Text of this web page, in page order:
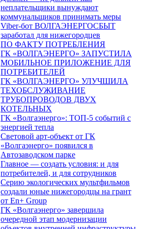
неплательщики вынуждают
коммунальщиков принимать меры
Viber-бот ВОЛГАЭНЕРГОСБЫТ
заработал для нижегородцев
ПО ФАКТУ ПОТРЕБЛЕНИЯ
ГК «ВОЛГАЭНЕРГО» ЗАПУСТИЛА
МОБИЛЬНОЕ ПРИЛОЖЕНИЕ ДЛЯ
ПОТРЕБИТЕЛЕЙ
ГК «ВОЛГАЭНЕРГО» УЛУЧШИЛА
ТЕХОБСЛУЖИВАНИЕ
ТРУБОПРОВОДОВ ДВУХ
КОТЕЛЬНЫХ
ГК «Волгаэнерго»: ТОП-5 событий с
энергией тепла
Световой арт-объект от ГК
«Волгаэнерго» появился в
Автозаводском парке
Главное — создать условия: и для
потребителей, и для сотрудников
Серию экологических мультфильмов
создали юные нижегородцы на грант
от En+ Group
ГК «Волгаэнерго» завершила
очередной этап модернизации